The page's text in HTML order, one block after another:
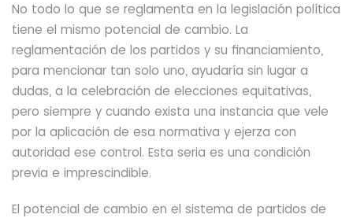
No todo lo que se reglamenta en la legislación política
tiene el mismo potencial de cambio. La
reglamentación de los partidos y su financiamiento,
para mencionar tan solo uno, ayudaría sin lugar a
dudas, a la celebración de elecciones equitativas,
pero siempre y cuando exista una instancia que vele
por la aplicación de esa normativa y ejerza con
autoridad ese control. Esta seria es una condición
previa e imprescindible.
El potencial de cambio en el sistema de partidos de